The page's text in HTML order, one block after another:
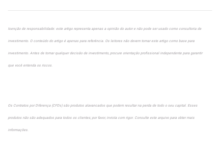
foco
reservas Bitcoin
Isenção de responsabilidade: este artigo representa apenas a opinião do autor e não pode ser usado como consultoria de
investimento. O conteúdo do artigo é apenas para referência. Os leitores não devem tomar este artigo como base para
investimento. Antes de tomar qualquer decisão de investimento, procure orientação profissional independente para garantir
que você entenda os riscos.
Os Contratos por Diferença (CFDs) são produtos alavancados que podem resultar na perda de todo o seu capital. Esses
produtos não são adequados para todos os clientes; por favor, invista com rigor. Consulte este arquivo para obter mais
informações.